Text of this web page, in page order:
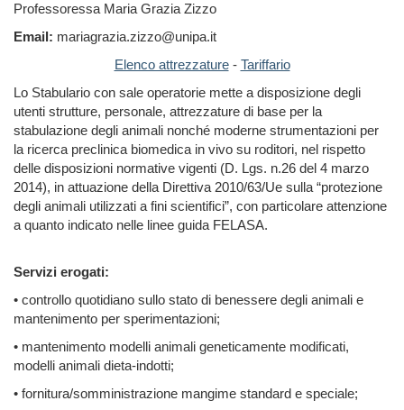
Professoressa Maria Grazia Zizzo
Email: mariagrazia.zizzo@unipa.it
Elenco attrezzature- Tariffario
Lo Stabulario con sale operatorie mette a disposizione degli
utenti strutture, personale, attrezzature di base per la
stabulazione degli animali nonché moderne strumentazioni per
la ricerca preclinica biomedica in vivo su roditori, nel rispetto
delle disposizioni normative vigenti (D. Lgs. n.26 del 4 marzo
2014), in attuazione della Direttiva 2010/63/Ue sulla “protezione
degli animali utilizzati a fini scientifici”, con particolare attenzione
a quanto indicato nelle linee guida FELASA.
Servizi erogati:
• controllo quotidiano sullo stato di benessere degli animali e
mantenimento per sperimentazioni;
• mantenimento modelli animali geneticamente modificati,
modelli animali dieta-indotti;
• fornitura/somministrazione mangime standard e speciale;